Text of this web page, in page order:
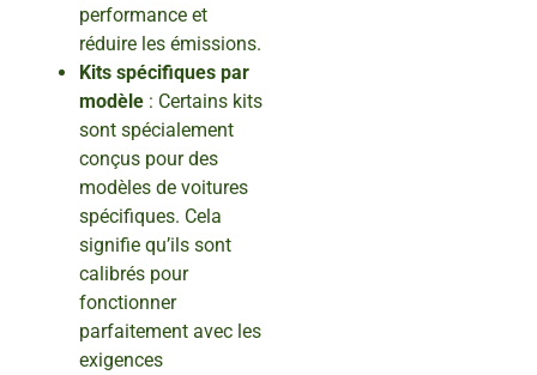
performance et
réduire les émissions.
Kits spécifiques par
modèle : Certains kits
sont spécialement
conçus pour des
modèles de voitures
spécifiques. Cela
signifie qu’ils sont
calibrés pour
fonctionner
parfaitement avec les
exigences